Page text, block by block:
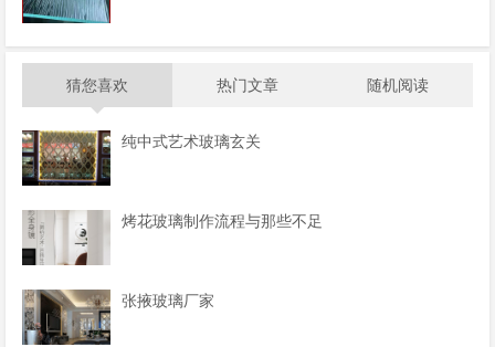
猜您喜欢 热门文章 随机阅读
纯中式艺术玻璃玄关
烤花玻璃制作流程与那些不足
张掖玻璃厂家